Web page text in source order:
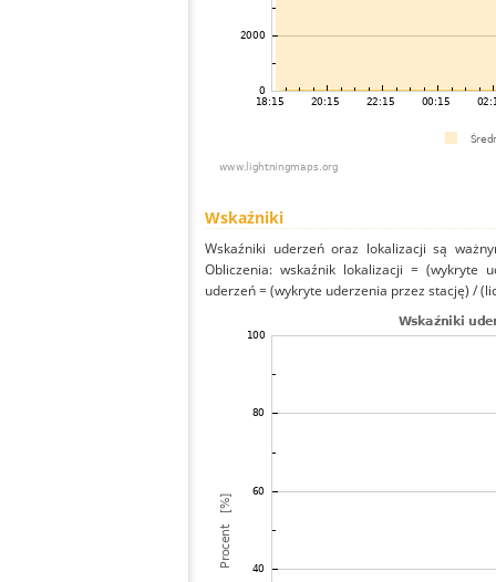
Wskaźniki
Wskaźniki uderzeń oraz lokalizacji są
Obliczenia: wskaźnik lokalizacji = (wykryte
uderzeń = (wykryte uderzenia przez stację) /